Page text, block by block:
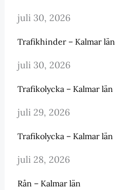
juli 30, 2026
Trafikhinder – Kalmar län
juli 30, 2026
Trafikolycka – Kalmar län
juli 29, 2026
Trafikolycka – Kalmar län
juli 28, 2026
Rån – Kalmar län